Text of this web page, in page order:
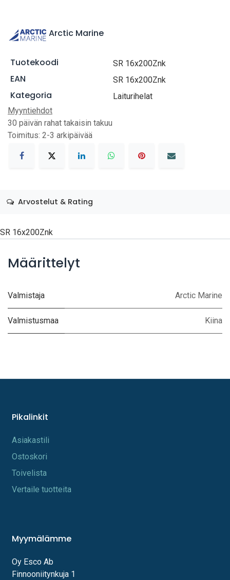
Arctic Marine
Tuotekoodi SR 16x200Znk
EAN SR 16x200Znk
Kategoria
Laiturihelat
Myyntiehdot
30 päivän rahat takaisin takuu
Toimitus: 2-3 arkipäivää
Arvostelut & Rating
SR 16x200Znk
Määrittelyt
Valmistaja Arctic Marine
Valmistusmaa Kiina
Pikalinkit
A​s​iakastili
Os​toskori
Toi​velista
Vertaile tuotteita
Myymälämme
Oy Esco Ab
Finnooniitynkuja 1